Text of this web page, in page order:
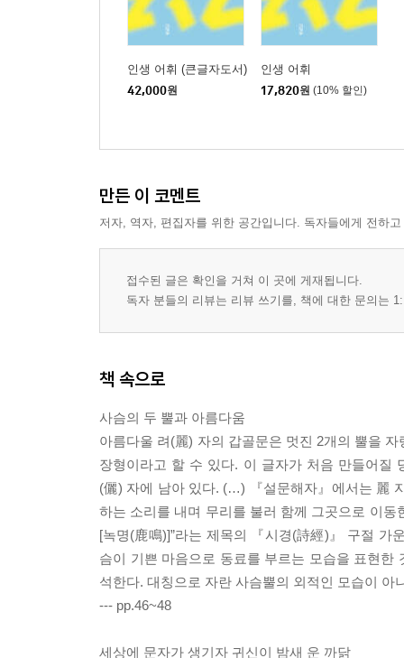
1장 춘추 시대 ─ 공화에서 시작해 맹서로 유지된
2장 공자 ─ 논쟁 시대를 열다
문자를 사용하는 새로운 계급의 출현│백가쟁명│
춘추 시대의 표준어│춘추 시대의 문자
철기 시대의 시작│철기 문화의 탄생을 보여주는
5장 혁신과 개성의 전국 시대
문자의 대중화 ─ 인본주의를 이끌다│본격적인 배
7장 서쪽 변방에 보존된 전통 문자
서주 왕실의 문자
동서남북의 기원│남방 문화에 대한 편견│남방의
조충서의 배경 ─ 고대 중국의 새 숭배 문화│새의
10장 용의 문자
용은 어떻게 중화 민족의 상징이 되었나│용의 전설
5부 제국의 한자 ─ 전서와 예서
1장 권위적인 제국의 탄생
진나라의 탄생│진은 어떻게 제국이 되었나
2장 문서 행정을 통한 법치의 구현
인생 어휘 (큰글자도서)
42,000원
인생 어휘
17,820원 (10% 할인)
만든 이 코멘트
저자, 역자, 편집자를 위한 공간입니다. 독자들에게 전하
접수된 글은 확인을 거쳐 이 곳에 게재됩니다.
독자 분들의 리뷰는 리뷰 쓰기를, 책에 대한 문의는
책 속으로
사슴의 두 뿔과 아름다움
아름다울 려(麗) 자의 갑골문은 멋진 2개의 뿔을
장형이라고 할 수 있다. 이 글자가 처음 만들어질
(儷) 자에 남아 있다. (…) 『설문해자』에서는 麗
하는 소리를 내며 무리를 불러 함께 그곳으로 이
[녹명(鹿鳴)]”라는 제목의 『시경(詩經)』 구절 가
슴이 기쁜 마음으로 동료를 부르는 모습을 표현
석한다. 대칭으로 자란 사슴뿔의 외적인 모습이
--- pp.46~48
세상에 문자가 생기자 귀신이 밤새 운 까닭